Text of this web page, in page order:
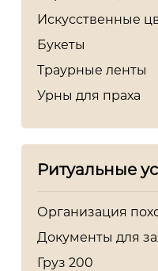
Искусственные
Букеты
Траурные ленты
Урны для праха
Ритуальные
Организация
Документы для
Груз 200